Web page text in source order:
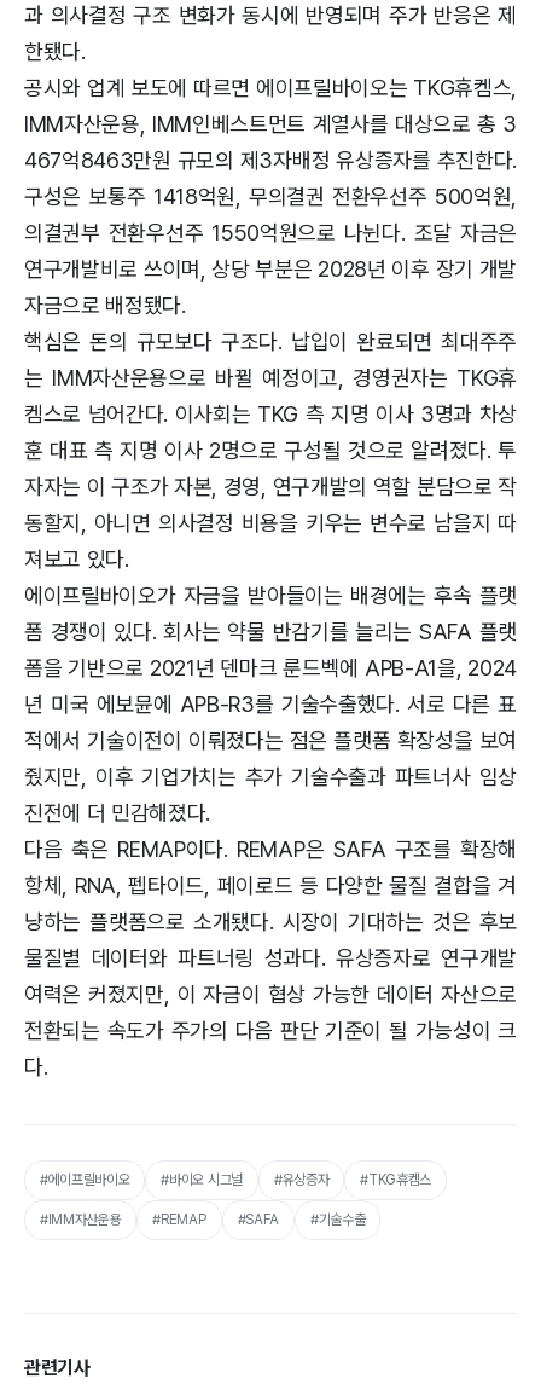
과 의사결정 구조 변화가 동시에 반영되며 주가 반응은 제
한됐다.
공시와 업계 보도에 따르면 에이프릴바이오는 TKG휴켐스,
IMM자산운용, IMM인베스트먼트 계열사를 대상으로 총 3
467억8463만원 규모의 제3자배정 유상증자를 추진한다.
구성은 보통주 1418억원, 무의결권 전환우선주 500억원,
의결권부 전환우선주 1550억원으로 나뉜다. 조달 자금은
연구개발비로 쓰이며, 상당 부분은 2028년 이후 장기 개발
자금으로 배정됐다.
핵심은 돈의 규모보다 구조다. 납입이 완료되면 최대주주
는 IMM자산운용으로 바뀔 예정이고, 경영권자는 TKG휴
켐스로 넘어간다. 이사회는 TKG 측 지명 이사 3명과 차상
훈 대표 측 지명 이사 2명으로 구성될 것으로 알려졌다. 투
자자는 이 구조가 자본, 경영, 연구개발의 역할 분담으로 작
동할지, 아니면 의사결정 비용을 키우는 변수로 남을지 따
져보고 있다.
에이프릴바이오가 자금을 받아들이는 배경에는 후속 플랫
폼 경쟁이 있다. 회사는 약물 반감기를 늘리는 SAFA 플랫
폼을 기반으로 2021년 덴마크 룬드벡에 APB-A1을, 2024
년 미국 에보뮨에 APB-R3를 기술수출했다. 서로 다른 표
적에서 기술이전이 이뤄졌다는 점은 플랫폼 확장성을 보여
줬지만, 이후 기업가치는 추가 기술수출과 파트너사 임상
진전에 더 민감해졌다.
다음 축은 REMAP이다. REMAP은 SAFA 구조를 확장해
항체, RNA, 펩타이드, 페이로드 등 다양한 물질 결합을 겨
냥하는 플랫폼으로 소개됐다. 시장이 기대하는 것은 후보
물질별 데이터와 파트너링 성과다. 유상증자로 연구개발
여력은 커졌지만, 이 자금이 협상 가능한 데이터 자산으로
전환되는 속도가 주가의 다음 판단 기준이 될 가능성이 크
다.
#에이프릴바이오 #바이오 시그널 #유상증자 #TKG휴켐스
#IMM자산운용 #REMAP #SAFA #기술수출
관련기사